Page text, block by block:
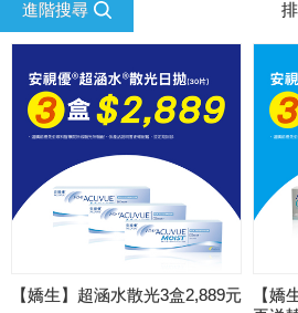
進階搜尋
【嬌生】超涵水散光3盒2,889元
【嬌